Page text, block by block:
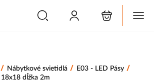
/ Nábytkové svietidlá / E03 - LED Pásy /
18x18 dĺžka 2m